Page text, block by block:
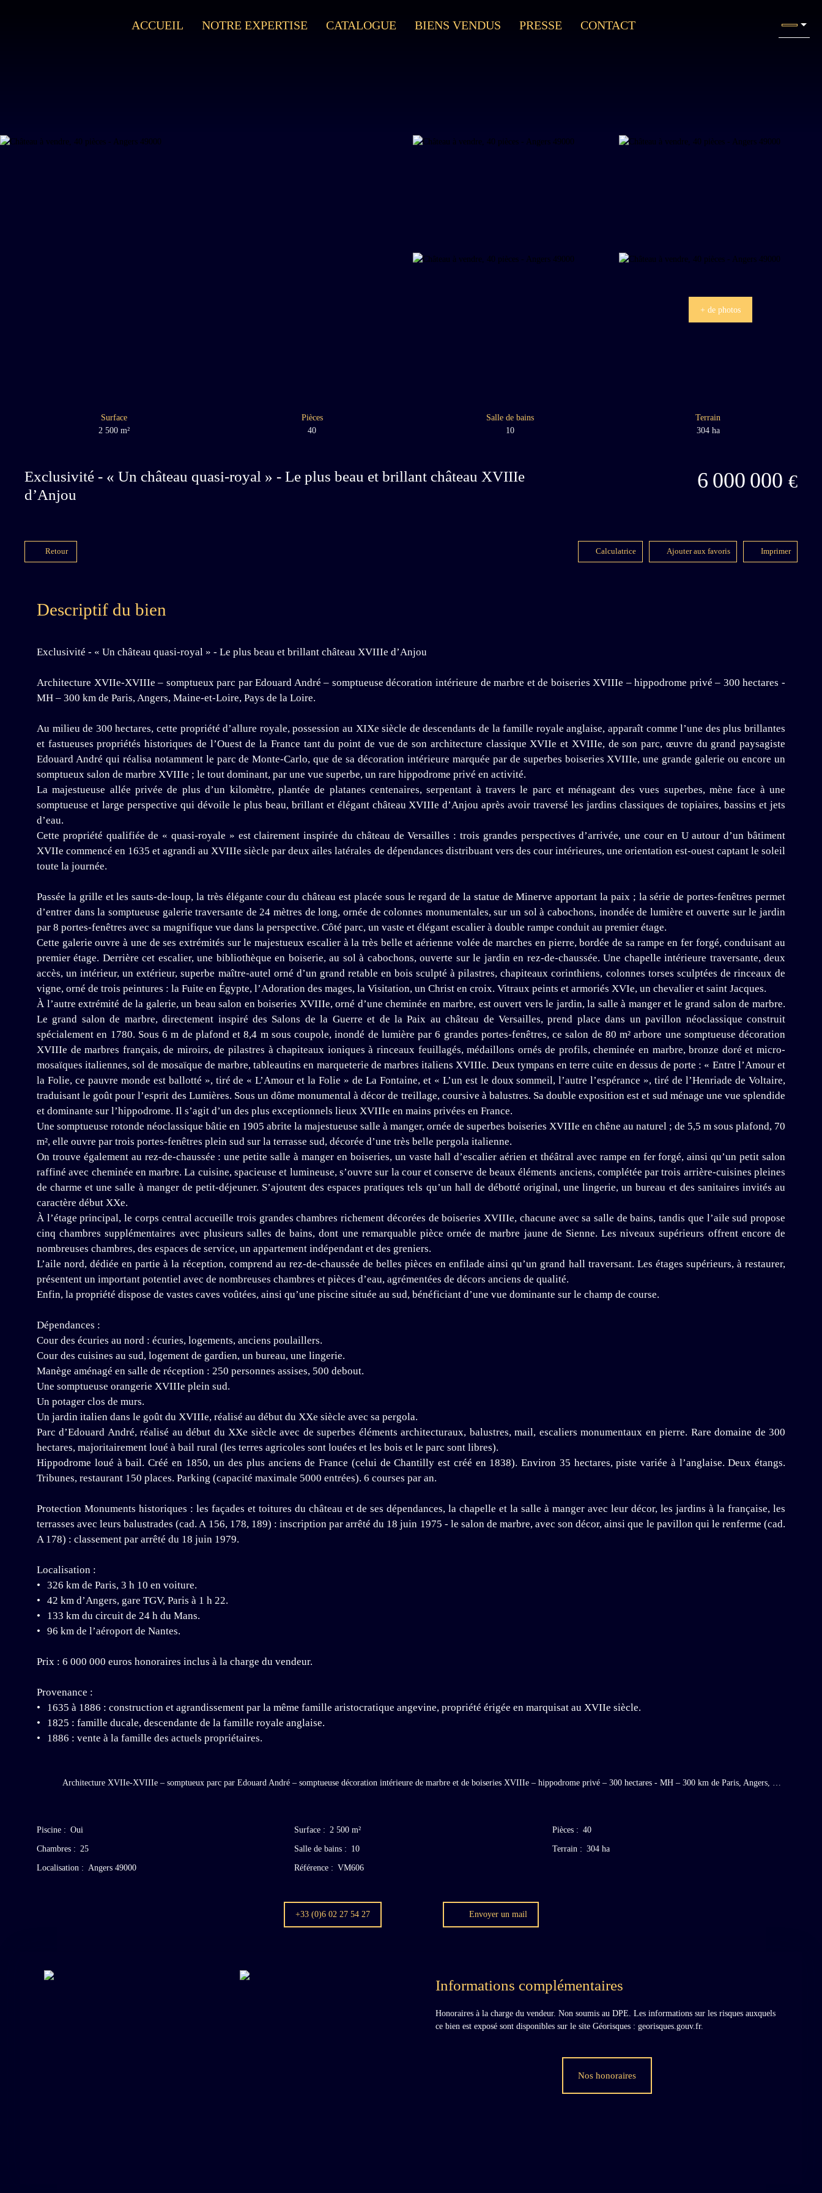
ACCUEIL NOTRE EXPERTISE CATALOGUE BIENS VENDUS PRESSE CONTACT
+ de photos
Surface
2 500 m²
Pièces
40
Salle de bains
10
Terrain
304 ha
Exclusivité - « Un château quasi-royal » - Le plus beau et brillant château XVIIIe
d’Anjou
6 000 000 €
Retour Calculatrice Ajouter aux favoris Imprimer
Descriptif du bien
Exclusivité - « Un château quasi-royal » - Le plus beau et brillant château XVIIIe d’Anjou
Architecture XVIIe-XVIIIe – somptueux parc par Edouard André – somptueuse décoration intérieure de marbre et de boiseries XVIIIe – hippodrome privé – 300 hectares -
MH – 300 km de Paris, Angers, Maine-et-Loire, Pays de la Loire.
Au milieu de 300 hectares, cette propriété d’allure royale, possession au XIXe siècle de descendants de la famille royale anglaise, apparaît comme l’une des plus brillantes
et fastueuses propriétés historiques de l’Ouest de la France tant du point de vue de son architecture classique XVIIe et XVIIIe, de son parc, œuvre du grand paysagiste
Edouard André qui réalisa notamment le parc de Monte-Carlo, que de sa décoration intérieure marquée par de superbes boiseries XVIIIe, une grande galerie ou encore un
somptueux salon de marbre XVIIIe ; le tout dominant, par une vue superbe, un rare hippodrome privé en activité.
La majestueuse allée privée de plus d’un kilomètre, plantée de platanes centenaires, serpentant à travers le parc et ménageant des vues superbes, mène face à une
somptueuse et large perspective qui dévoile le plus beau, brillant et élégant château XVIIIe d’Anjou après avoir traversé les jardins classiques de topiaires, bassins et jets
d’eau.
Cette propriété qualifiée de « quasi-royale » est clairement inspirée du château de Versailles : trois grandes perspectives d’arrivée, une cour en U autour d’un bâtiment
XVIIe commencé en 1635 et agrandi au XVIIIe siècle par deux ailes latérales de dépendances distribuant vers des cour intérieures, une orientation est-ouest captant le soleil
toute la journée.
Passée la grille et les sauts-de-loup, la très élégante cour du château est placée sous le regard de la statue de Minerve apportant la paix ; la série de portes-fenêtres permet
d’entrer dans la somptueuse galerie traversante de 24 mètres de long, ornée de colonnes monumentales, sur un sol à cabochons, inondée de lumière et ouverte sur le jardin
par 8 portes-fenêtres avec sa magnifique vue dans la perspective. Côté parc, un vaste et élégant escalier à double rampe conduit au premier étage.
Cette galerie ouvre à une de ses extrémités sur le majestueux escalier à la très belle et aérienne volée de marches en pierre, bordée de sa rampe en fer forgé, conduisant au
premier étage. Derrière cet escalier, une bibliothèque en boiserie, au sol à cabochons, ouverte sur le jardin en rez-de-chaussée. Une chapelle intérieure traversante, deux
accès, un intérieur, un extérieur, superbe maître-autel orné d’un grand retable en bois sculpté à pilastres, chapiteaux corinthiens, colonnes torses sculptées de rinceaux de
vigne, orné de trois peintures : la Fuite en Égypte, l’Adoration des mages, la Visitation, un Christ en croix. Vitraux peints et armoriés XVIe, un chevalier et saint Jacques.
À l’autre extrémité de la galerie, un beau salon en boiseries XVIIIe, orné d’une cheminée en marbre, est ouvert vers le jardin, la salle à manger et le grand salon de marbre.
Le grand salon de marbre, directement inspiré des Salons de la Guerre et de la Paix au château de Versailles, prend place dans un pavillon néoclassique construit
spécialement en 1780. Sous 6 m de plafond et 8,4 m sous coupole, inondé de lumière par 6 grandes portes-fenêtres, ce salon de 80 m² arbore une somptueuse décoration
XVIIIe de marbres français, de miroirs, de pilastres à chapiteaux ioniques à rinceaux feuillagés, médaillons ornés de profils, cheminée en marbre, bronze doré et micro-
mosaïques italiennes, sol de mosaïque de marbre, tableautins en marqueterie de marbres italiens XVIIIe. Deux tympans en terre cuite en dessus de porte : « Entre l’Amour et
la Folie, ce pauvre monde est ballotté », tiré de « L’Amour et la Folie » de La Fontaine, et « L’un est le doux sommeil, l’autre l’espérance », tiré de l’Henriade de Voltaire,
traduisant le goût pour l’esprit des Lumières. Sous un dôme monumental à décor de treillage, coursive à balustres. Sa double exposition est et sud ménage une vue splendide
et dominante sur l’hippodrome. Il s’agit d’un des plus exceptionnels lieux XVIIIe en mains privées en France.
Une somptueuse rotonde néoclassique bâtie en 1905 abrite la majestueuse salle à manger, ornée de superbes boiseries XVIIIe en chêne au naturel ; de 5,5 m sous plafond, 70
m², elle ouvre par trois portes-fenêtres plein sud sur la terrasse sud, décorée d’une très belle pergola italienne.
On trouve également au rez-de-chaussée : une petite salle à manger en boiseries, un vaste hall d’escalier aérien et théâtral avec rampe en fer forgé, ainsi qu’un petit salon
raffiné avec cheminée en marbre. La cuisine, spacieuse et lumineuse, s’ouvre sur la cour et conserve de beaux éléments anciens, complétée par trois arrière-cuisines pleines
de charme et une salle à manger de petit-déjeuner. S’ajoutent des espaces pratiques tels qu’un hall de débotté original, une lingerie, un bureau et des sanitaires invités au
caractère début XXe.
À l’étage principal, le corps central accueille trois grandes chambres richement décorées de boiseries XVIIIe, chacune avec sa salle de bains, tandis que l’aile sud propose
cinq chambres supplémentaires avec plusieurs salles de bains, dont une remarquable pièce ornée de marbre jaune de Sienne. Les niveaux supérieurs offrent encore de
nombreuses chambres, des espaces de service, un appartement indépendant et des greniers.
L’aile nord, dédiée en partie à la réception, comprend au rez-de-chaussée de belles pièces en enfilade ainsi qu’un grand hall traversant. Les étages supérieurs, à restaurer,
présentent un important potentiel avec de nombreuses chambres et pièces d’eau, agrémentées de décors anciens de qualité.
Enfin, la propriété dispose de vastes caves voûtées, ainsi qu’une piscine située au sud, bénéficiant d’une vue dominante sur le champ de course.
Dépendances :
Cour des écuries au nord : écuries, logements, anciens poulaillers.
Cour des cuisines au sud, logement de gardien, un bureau, une lingerie.
Manège aménagé en salle de réception : 250 personnes assises, 500 debout.
Une somptueuse orangerie XVIIIe plein sud.
Un potager clos de murs.
Un jardin italien dans le goût du XVIIIe, réalisé au début du XXe siècle avec sa pergola.
Parc d’Edouard André, réalisé au début du XXe siècle avec de superbes éléments architecturaux, balustres, mail, escaliers monumentaux en pierre. Rare domaine de 300
hectares, majoritairement loué à bail rural (les terres agricoles sont louées et les bois et le parc sont libres).
Hippodrome loué à bail. Créé en 1850, un des plus anciens de France (celui de Chantilly est créé en 1838). Environ 35 hectares, piste variée à l’anglaise. Deux étangs.
Tribunes, restaurant 150 places. Parking (capacité maximale 5000 entrées). 6 courses par an.
Protection Monuments historiques : les façades et toitures du château et de ses dépendances, la chapelle et la salle à manger avec leur décor, les jardins à la française, les
terrasses avec leurs balustrades (cad. A 156, 178, 189) : inscription par arrêté du 18 juin 1975 - le salon de marbre, avec son décor, ainsi que le pavillon qui le renferme (cad.
A 178) : classement par arrêté du 18 juin 1979.
Localisation :
326 km de Paris, 3 h 10 en voiture.
42 km d’Angers, gare TGV, Paris à 1 h 22.
133 km du circuit de 24 h du Mans.
96 km de l’aéroport de Nantes.
Prix : 6 000 000 euros honoraires inclus à la charge du vendeur.
Provenance :
1635 à 1886 : construction et agrandissement par la même famille aristocratique angevine, propriété érigée en marquisat au XVIIe siècle.
1825 : famille ducale, descendante de la famille royale anglaise.
1886 : vente à la famille des actuels propriétaires.
Architecture XVIIe-XVIIIe – somptueux parc par Edouard André – somptueuse décoration intérieure de marbre et de boiseries XVIIIe – hippodrome privé – 300 hectares - MH – 300 km de Paris, Angers, Maine-et-Loire, Pays de la Loire.
Piscine : Oui Surface : 2 500m² Pièces: 40
Chambres : 25 Salle de bains : 10 Terrain : 304 ha
Localisation : Angers 49000 Référence : VM606
+33 (0)6 02 27 54 27 Envoyer un mail
Informations complémentaires
Honoraires à la charge du vendeur. Non soumis au DPE. Les informations sur les risques auxquels
ce bien est exposé sont disponibles sur le site Géorisques : georisques.gouv.fr.
Nos honoraires